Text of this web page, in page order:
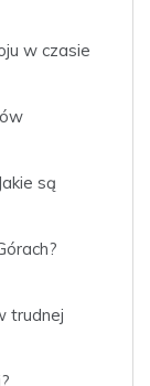
w czasie
są
trudnej